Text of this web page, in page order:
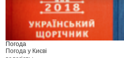
Погода
Погода у Києві